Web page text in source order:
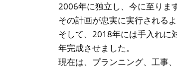
2006年に独立し、今に至りま
その計画が忠実に実行される
そして、2018年には手入れに
年完成させました。
現在は、プランニング、工事